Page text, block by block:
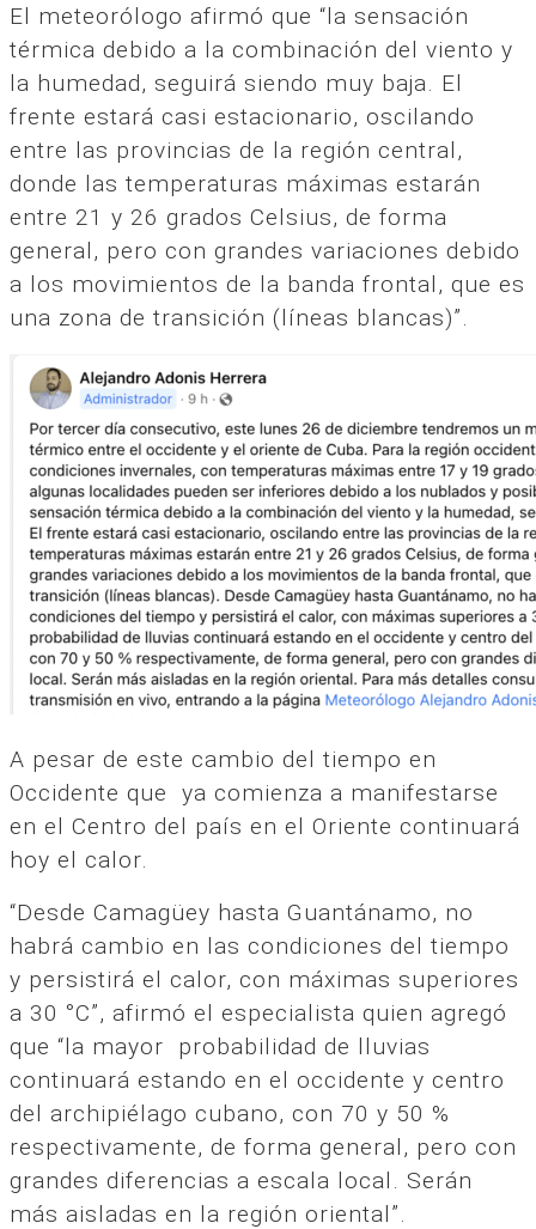
El meteorólogo afirmó que “la sensación
térmica debido a la combinación del viento y
la humedad, seguirá siendo muy baja. El
frente estará casi estacionario, oscilando
entre las provincias de la región central,
donde las temperaturas máximas estarán
entre 21 y 26 grados Celsius, de forma
general, pero con grandes variaciones debido
a los movimientos de la banda frontal, que es
una zona de transición (líneas blancas)”.
A pesar de este cambio del tiempo en
Occidente que ya comienza a manifestarse
en el Centro del país en el Oriente continuará
hoy el calor.
“Desde Camagüey hasta Guantánamo, no
habrá cambio en las condiciones del tiempo
y persistirá el calor, con máximas superiores
a 30 °C”, afirmó el especialista quien agregó
que “la mayor probabilidad de lluvias
continuará estando en el occidente y centro
del archipiélago cubano, con 70 y 50 %
respectivamente, de forma general, pero con
grandes diferencias a escala local. Serán
más aisladas en la región oriental”.